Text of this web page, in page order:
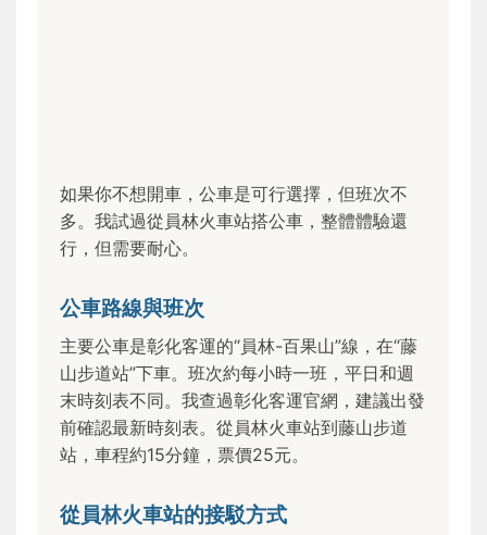
如果你不想開車，公車是可行選擇，但班次不
多。我試過從員林火車站搭公車，整體體驗還
行，但需要耐心。
公車路線與班次
主要公車是彰化客運的“員林-百果山”線，在“藤
山步道站”下車。班次約每小時一班，平日和週
末時刻表不同。我查過彰化客運官網，建議出發
前確認最新時刻表。從員林火車站到藤山步道
站，車程約15分鐘，票價25元。
從員林火車站的接駁方式